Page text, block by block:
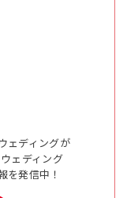
ェディングが
ェディング
を発信中！